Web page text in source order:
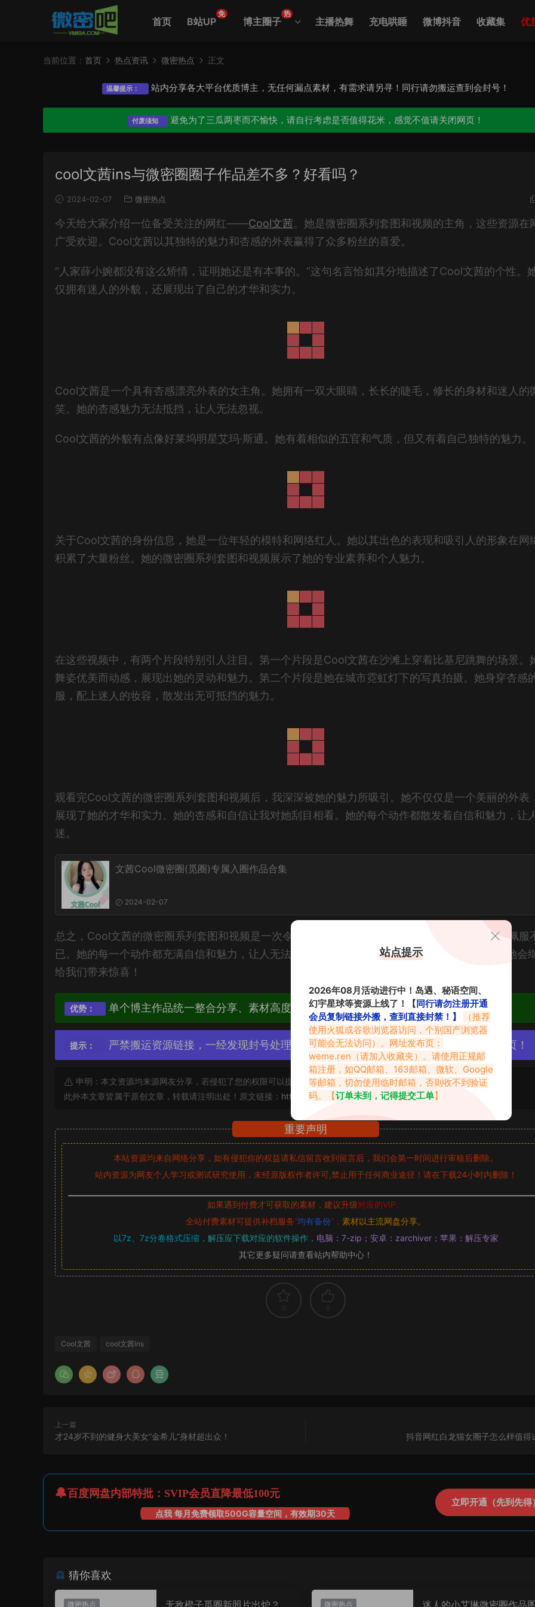
首页 B站UP
免
博主圈子
热
主播热舞 充电哄睡 微博抖音 收藏集 优
当前位置： 首页 热点资讯 微密热点 正文
温馨提示： 站内分享各大平台优质博主，无任何漏点素材，有需求请另寻！同行请勿搬运查到会封号！
付废须知 避免为了三瓜两枣而不愉快，请自行考虑是否值得花米，感觉不值请关闭网页！
cool文茜ins与微密圈圈子作品差不多？好看吗？
2024-02-07 微密热点
今天给大家介绍一位备受关注的网红——Cool文茜。她是微密圈系列套图和视频的主角，这些资源在
广受欢迎。Cool文茜以其独特的魅力和杏感的外表赢得了众多粉丝的喜爱。
“人家薛小婉都没有这么矫情，证明她还是有本事的。”这句名言恰如其分地描述了Cool文茜的个性。
仅拥有迷人的外貌，还展现出了自己的才华和实力。
Cool文茜是一个具有杏感漂亮外表的女主角。她拥有一双大眼睛，长长的睫毛，修长的身材和迷人的
笑。她的杏感魅力无法抵挡，让人无法忽视。
Cool文茜的外貌有点像好莱坞明星艾玛·斯通。她有着相似的五官和气质，但又有着自己独特的魅力。
关于Cool文茜的身份信息，她是一位年轻的模特和网络红人。她以其出色的表现和吸引人的形象在网
积累了大量粉丝。她的微密圈系列套图和视频展示了她的专业素养和个人魅力。
在这些视频中，有两个片段特别引人注目。第一个片段是Cool文茜在沙滩上穿着比基尼跳舞的场景。
舞姿优美而动感，展现出她的灵动和魅力。第二个片段是她在城市霓虹灯下的写真拍摄。她身穿杏感
服，配上迷人的妆容，散发出无可抵挡的魅力。
观看完Cool文茜的微密圈系列套图和视频后，我深深被她的魅力所吸引。她不仅仅是一个美丽的外表
展现了她的才华和实力。她的杏感和自信让我对她刮目相看。她的每个动作都散发着自信和魅力，让
迷。
文茜Cool微密圈(觅圈)专属入圈作品合集
2024-02-07
总之，Cool文茜的微密圈系列套图和视频是一次令人难以忘怀的观影体验。她的魅力和实力让人佩服
已。她的每一个动作都充满自信和魅力，让人无法抗拒。我期待着她未来更多精彩的表现，相信她会
给我们带来惊喜！
优势： 单个博主作品统一整合分享、素材高度去重复、逐一归档方便收藏！
提示： 严禁搬运资源链接，一经发现封号处理，素材资源无露点、需求请绕道，关闭本站网页！
申明：本文资源均来源网友分享，若侵犯了您的权限可以提交工单处理。
此外本文章皆属于原创文章，转载请注明出处！原文链接： https://vmiba.top/6737.html
重要声明
本站资源均来自网络分享，如有侵犯你的权益请私信留言收到留言后，我们会第一时间进行审核后删除。
站内资源为网友个人学习或测试研究使用，未经原版权作者许可,禁止用于任何商业途径！请在下载24小时内删除！
如果遇到付费才可获取的素材，建议升级对应的VIP。
全站付费素材可提供补档服务“均有备份”， 素材以主流网盘分享。
以7z、7z分卷格式压缩， 解压应下载对应的软件操作， 电脑：7-zip；安卓：zarchiver；苹果：解压专家
其它更多疑问请查看站内帮助中心！
Cool文茜 cool文茜ins
上一篇
才24岁不到的健身大美女“金希儿”身材超出众！ 抖音网红白龙猫女圈子怎么样值得
百度网盘内部特批：SVIP会员直降最低100元
点我 每月免费领取500G容量空间，有效期30天
立即开通（先到先得）
猜你喜欢
微密热点 无敌橙子觅圈新照片出炉？颜 微密热点 迷人的小艾琳微密圈作品图
站点提示
2026年08月活动进行中！岛遇、秘语空间、
幻宇星球等资源上线了！【同行请勿注册开通
会员复制链接外搬，查到直接封禁！】
（推荐
使用火狐或谷歌浏览器访问，个别国产浏览器
可能会无法访问）。网址发布页：
weme.ren （请加入收藏夹）。请使用正规邮
箱注册，如QQ邮箱、163邮箱、微软、Google
等邮箱，切勿使用临时邮箱，否则收不到验证
码。【订单未到，记得提交工单】